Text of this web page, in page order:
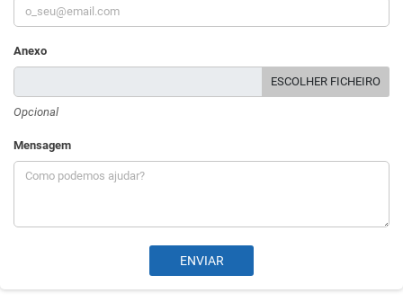
Anexo
ESCOLHER FICHEIRO
Opcional
Mensagem